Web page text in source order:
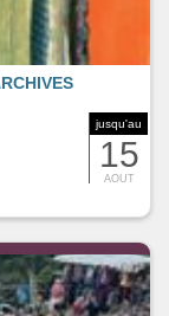
jusqu'au
15
AOUT